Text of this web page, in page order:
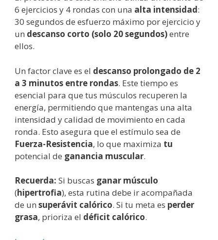
6 ejercicios y 4 rondas con una alta intensidad:
30 segundos de esfuerzo máximo por ejercicio y
un descanso corto (solo 20 segundos)entre
ellos.
Un factor clave es el descanso prolongado de 2
a 3 minutos entre rondas. Este tiempo es
esencial para que tus músculos recuperen la
energía, permitiendo que mantengas una alta
intensidad y calidad de movimiento en cada
ronda. Esto asegura que el estímulo sea de
Fuerza-Resistencia, lo que maximiza tu
potencial de ganancia muscular.
Recuerda: Si buscas ganar músculo
(hipertrofia), esta rutina debe ir acompañada
de un superávit calórico. Si tu meta es perder
grasa, prioriza el déficit calórico.